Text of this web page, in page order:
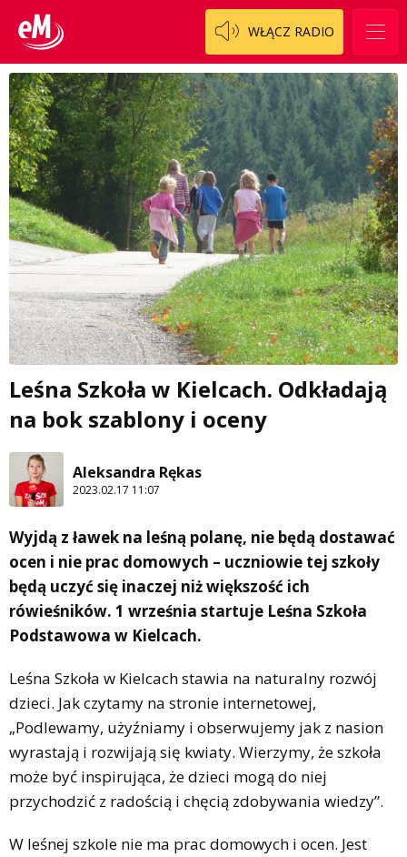
WŁĄCZ RADIO
Leśna Szkoła w Kielcach. Odkładają
na bok szablony i oceny
Aleksandra Rękas
2023.02.17 11:07
Wyjdą z ławek na leśną polanę, nie będą dostawać
ocen i nie prac domowych – uczniowie tej szkoły
będą uczyć się inaczej niż większość ich
rówieśników. 1 września startuje Leśna Szkoła
Podstawowa w Kielcach.
Leśna Szkoła w Kielcach stawia na naturalny rozwój
dzieci. Jak czytamy na stronie internetowej,
„Podlewamy, użyźniamy i obserwujemy jak z nasion
wyrastają i rozwijają się kwiaty. Wierzymy, że szkoła
może być inspirująca, że dzieci mogą do niej
przychodzić z radością i chęcią zdobywania wiedzy”.
W leśnej szkole nie ma prac domowych i ocen. Jest